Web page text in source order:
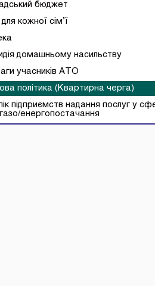
бюджет
кожної сім’ї
домашньому насильству
учасників АТО
політика (Квартирна черга)
підприємств надання послуг у
енергопостачання